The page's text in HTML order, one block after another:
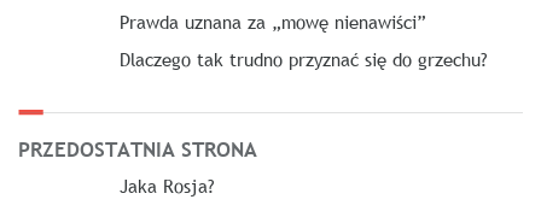
Prawda uznana za „mowę nienawiści”
Dlaczego tak trudno przyznać się do grzechu?
PRZEDOSTATNIA STRONA
Jaka Rosja?